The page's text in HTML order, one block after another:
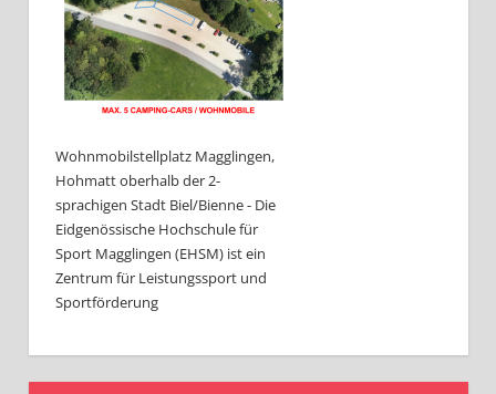
Wohnmobilstellplatz Magglingen,
Hohmatt oberhalb der 2-
sprachigen Stadt Biel/Bienne - Die
Eidgenössische Hochschule für
Sport Magglingen (EHSM) ist ein
Zentrum für Leistungssport und
Sportförderung